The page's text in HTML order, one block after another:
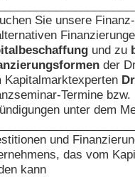
Sie unsere
und zu
der
Kapitalmarktexperten
Termine
unter dem
und
das vom
kann